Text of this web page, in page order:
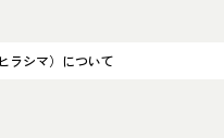
くあるご質問
ラシマ）について